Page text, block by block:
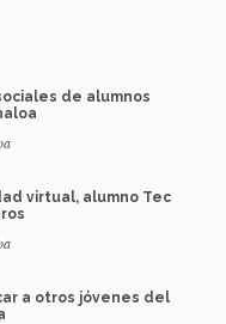
de alumnos
virtual, alumno Tec
a otros jóvenes del